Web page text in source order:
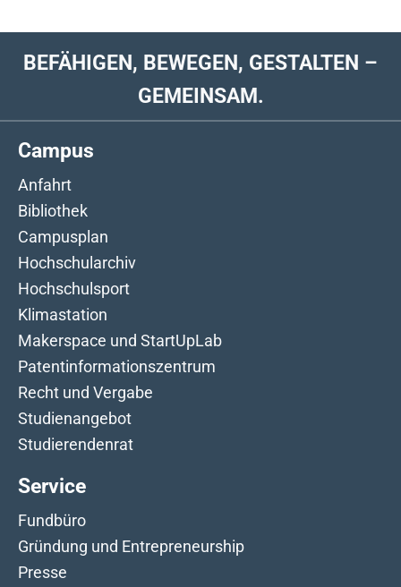
BEFÄHIGEN, BEWEGEN, GESTALTEN –
GEMEINSAM.
Campus
Anfahrt
Bibliothek
Campusplan
Hochschularchiv
Hochschulsport
Klimastation
Makerspace und StartUpLab
Patentinformationszentrum
Recht und Vergabe
Studienangebot
Studierendenrat
Service
Fundbüro
Gründung und Entrepreneurship
Presse